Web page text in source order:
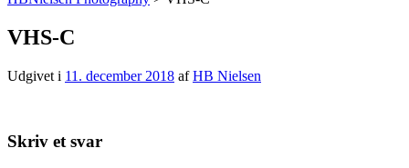
VHS-C
Udgivet i 11. december 2018 afHB Nielsen
Skriv et svar